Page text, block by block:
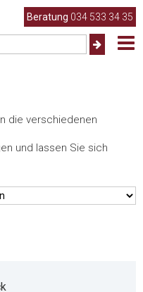
Beratung 034 533 34 35
die verschiedenen
und lassen Sie sich